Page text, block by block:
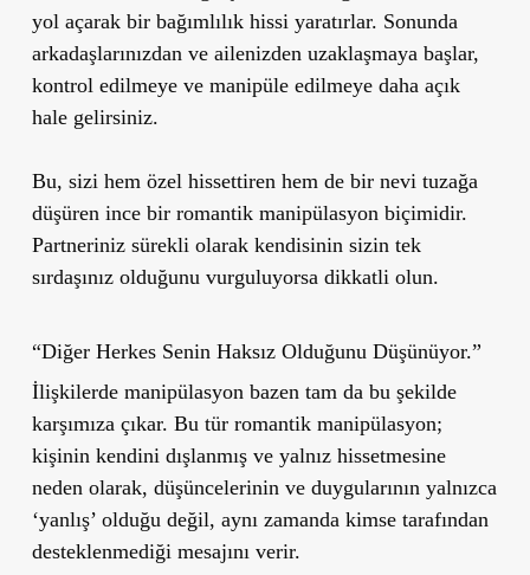
yol açarak bir bağımlılık hissi yaratırlar. Sonunda
arkadaşlarınızdan ve ailenizden uzaklaşmaya başlar,
kontrol edilmeye ve manipüle edilmeye daha açık
hale gelirsiniz.
Bu, sizi hem özel hissettiren hem de bir nevi tuzağa
düşüren ince bir romantik manipülasyon biçimidir.
Partneriniz sürekli olarak kendisinin sizin tek
sırdaşınız olduğunu vurguluyorsa dikkatli olun.
“Diğer Herkes Senin Haksız Olduğunu Düşünüyor.”
İlişkilerde manipülasyon bazen tam da bu şekilde
karşımıza çıkar. Bu tür romantik manipülasyon;
kişinin kendini dışlanmış ve yalnız hissetmesine
neden olarak, düşüncelerinin ve duygularının yalnızca
‘yanlış’ olduğu değil, aynı zamanda kimse tarafından
desteklenmediği mesajını verir.